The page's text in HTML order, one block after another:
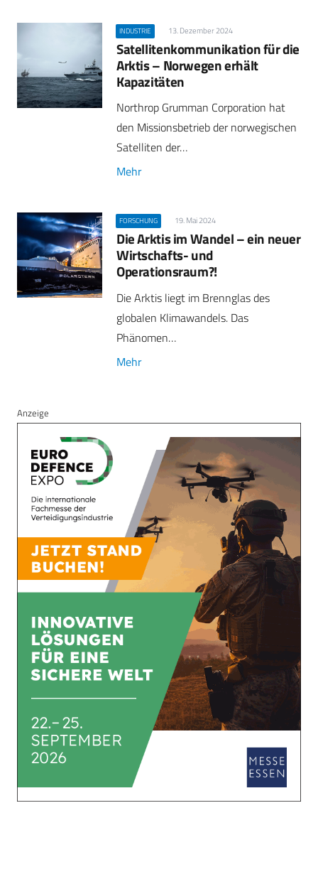
INDUSTRIE 13. Dezember 2024
Satellitenkommunikation für die
Arktis – Norwegen erhält
Kapazitäten
Northrop Grumman Corporation hat
den Missionsbetrieb der norwegischen
Satelliten der…
Mehr
FORSCHUNG 19. Mai 2024
Die Arktis im Wandel – ein neuer
Wirtschafts- und
Operationsraum?!
Die Arktis liegt im Brennglas des
globalen Klimawandels. Das
Phänomen…
Mehr
Anzeige